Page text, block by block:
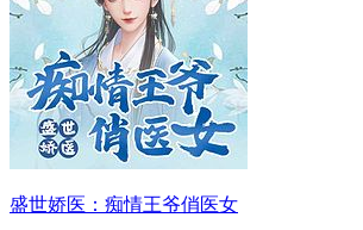
盛世娇医：痴情王爷俏医女